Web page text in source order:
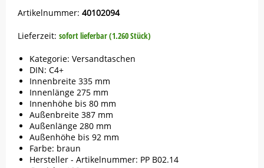
Artikelnummer: 40102094
Lieferzeit: sofort lieferbar (1.260 Stück)
Kategorie: Versandtaschen
DIN: C4+
Innenbreite 335 mm
Innenlänge 275 mm
Innenhöhe bis 80 mm
Außenbreite 387 mm
Außenlänge 280 mm
Außenhöhe bis 92 mm
Farbe: braun
Hersteller - Artikelnummer: PP B02.14